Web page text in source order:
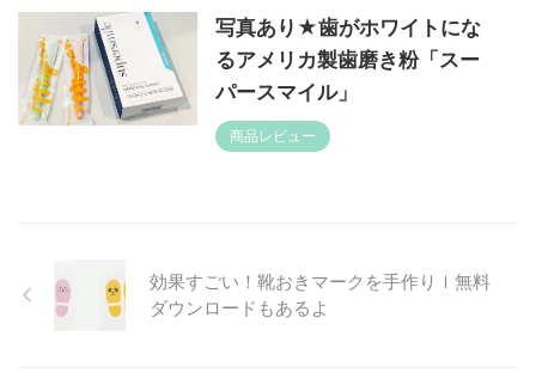
写真あり★歯がホワイトにな
るアメリカ製歯磨き粉「スー
パースマイル」
商品レビュー
効果すごい！靴おきマークを手作りｌ無料
ダウンロードもあるよ